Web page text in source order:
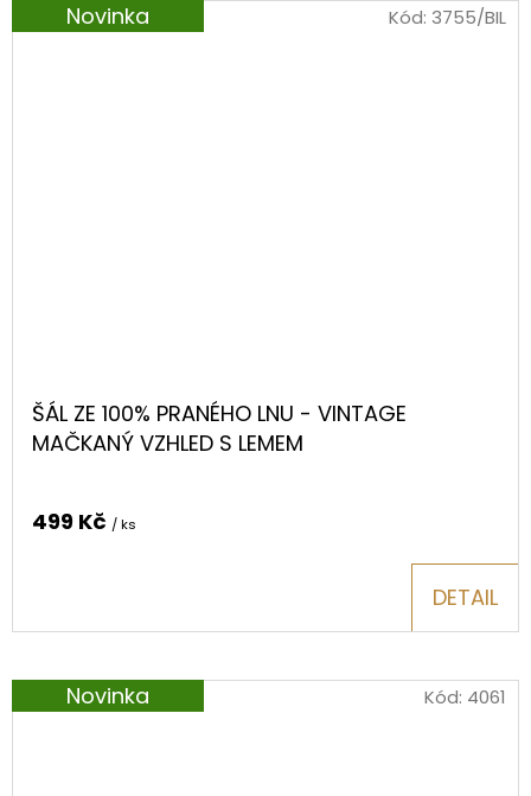
Novinka
ŠÁL ZE 100% PRANÉHO LNU - VINTAGE
MAČKANÝ VZHLED S LEMEM
499 Kč / ks
DETAIL
Kód: 3755/BIL
Novinka Kód: 4061